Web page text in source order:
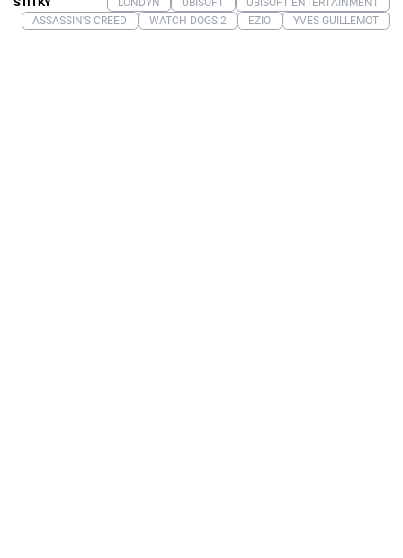
LONDÝN UBISOFT
UBISOFT ENTERTAINMENT
ASSASSIN'S CREED
WATCH DOGS 2 EZIO YVES GUILLEMOT